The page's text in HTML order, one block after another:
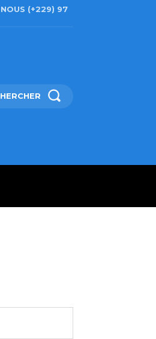
(+229) 97